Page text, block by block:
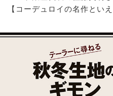
【コーデュロイの名作といえ